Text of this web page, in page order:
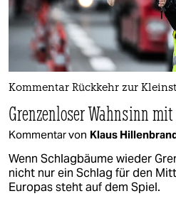
Kommentar Rückkehr zur
Grenzenloser Wahnsinn
Kommentar von Klaus
Wenn Schlagbäume wieder
nicht nur ein Schlag für den
Europas steht auf dem Spiel.